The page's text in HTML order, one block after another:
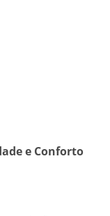
e Conforto